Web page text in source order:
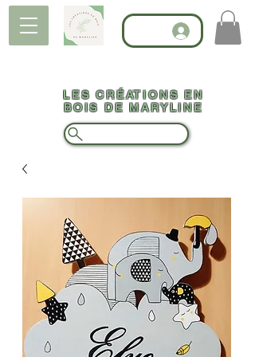
LES CRÉATIONS EN
BOIS DE MARYLINE